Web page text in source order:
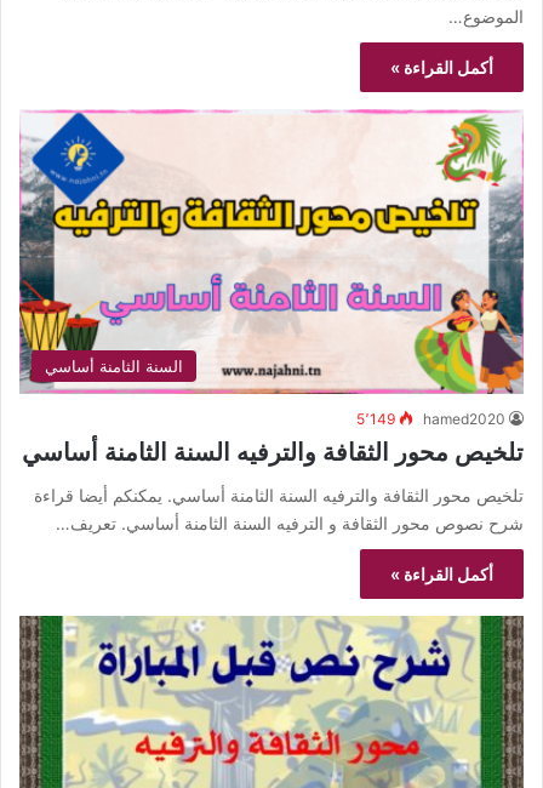
الموضوع…
أكمل القراءة »
السنة الثامنة أساسي
hamed2020 5٬149
تلخيص محور الثقافة والترفيه السنة الثامنة أساسي
تلخيص محور الثقافة والترفيه السنة الثامنة أساسي. يمكنكم أيضا قراءة
شرح نصوص محور الثقافة و الترفيه السنة الثامنة أساسي. تعريف…
أكمل القراءة »